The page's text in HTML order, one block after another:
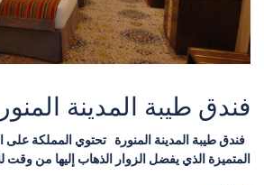
فندق طيبة المدينة
فندق طيبة المدينة المنورة تحتوي المملكة على
المتميزة الذي يفضل الزوار الذهاب إليها من وقت